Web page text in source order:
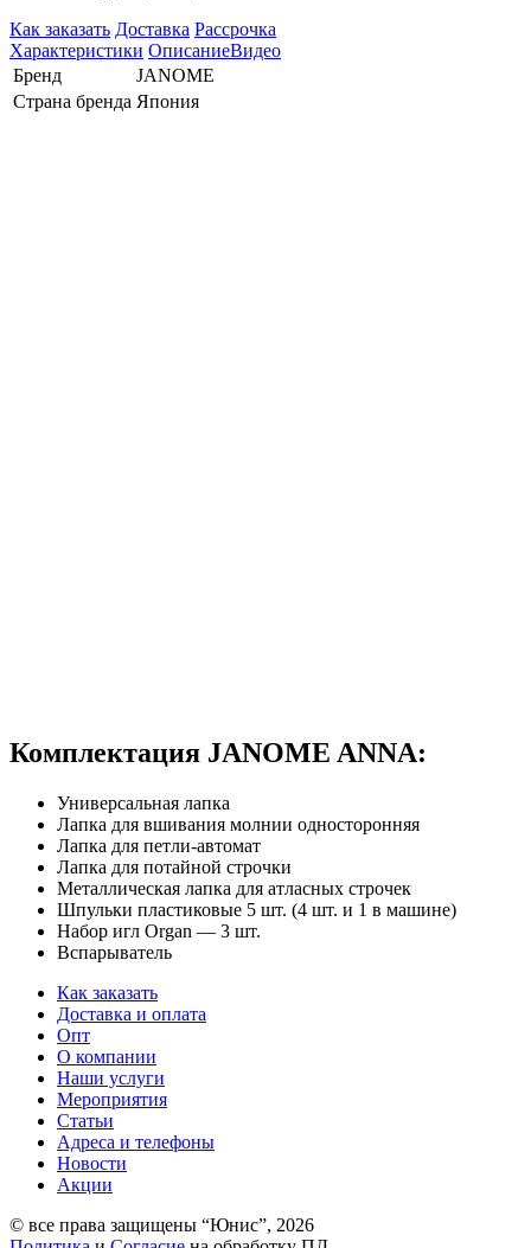
Как заказать Доставка Рассрочка
Характеристики ОписаниеВидео
Бренд
JANOME
Страна бренда Япония
Комплектация JANOME ANNA:
Универсальная лапка
Лапка для вшивания молнии односторонняя
Лапка для петли-автомат
Лапка для потайной строчки
Металлическая лапка для атласных строчек
Шпульки пластиковые 5 шт. (4 шт. и 1 в машине)
Набор игл Organ — 3 шт.
Вспарыватель
Как заказать
Доставка и оплата
Опт
О компании
Наши услуги
Мероприятия
Статьи
Адреса и телефоны
Новости
Акции
© все права защищены “Юнис”, 2026